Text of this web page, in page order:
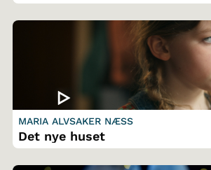
MARIA ALVSAKER NÆSS
Det nye huset